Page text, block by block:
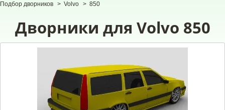
Подбор дворников > Volvo > 850
Дворники для Volvo 850